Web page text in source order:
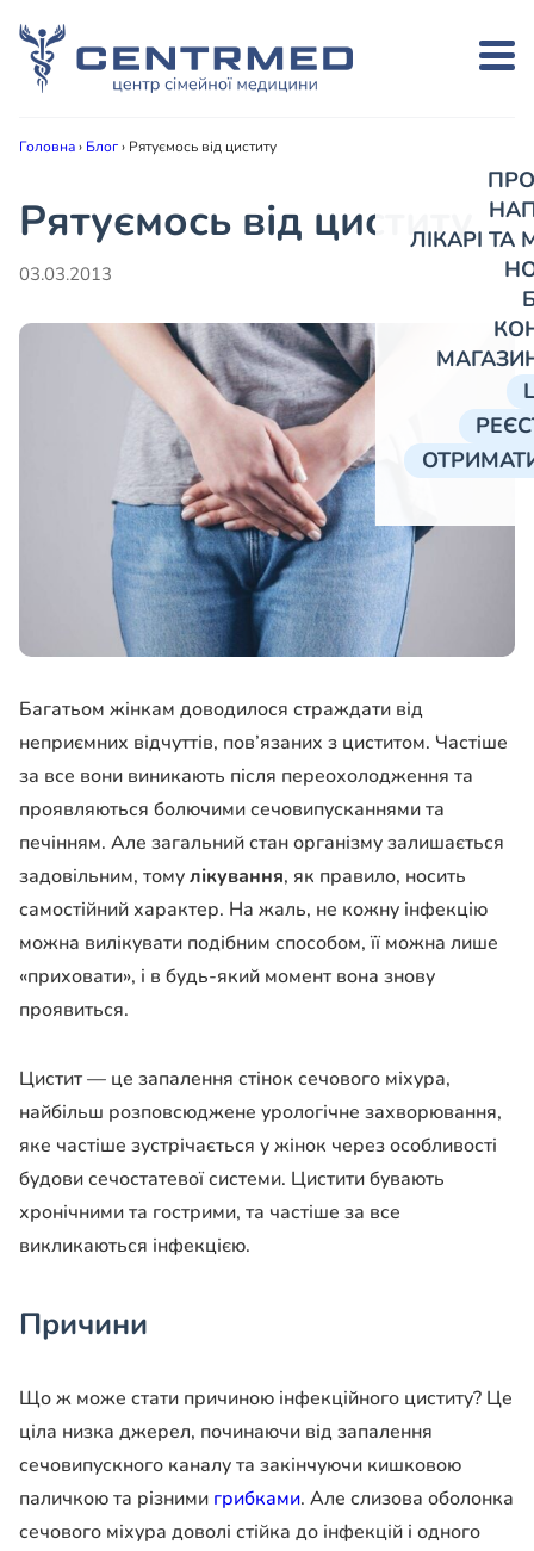
ЛІКАРІ
Головна› Блог› Рятуємось від циститу
Рятуємось від циститу
03.03.2013
Багатьом жінкам доводилося страждати від
неприємних відчуттів, пов’язаних з циститом. Частіше
за все вони виникають після переохолодження та
проявляються болючими сечовипусканнями та
печінням. Але загальний стан організму залишається
задовільним, томулікування, як правило, носить
самостійний характер. На жаль, не кожну інфекцію
можна вилікувати подібним способом, її можна лише
«приховати», і в будь-який момент вона знову
проявиться.
Цистит — це запалення стінок сечового міхура,
найбільш розповсюджене урологічне захворювання,
яке частіше зустрічається у жінок через особливості
будови сечостатевої системи. Цистити бувають
хронічними та гострими, та частіше за все
викликаються інфекцією.
Причини
Що ж може стати причиною інфекційного циститу? Це
ціла низка джерел, починаючи від запалення
сечовипускного каналу та закінчуючи кишковою
паличкою та різними грибками. Але слизова оболонка
сечового міхура доволі стійка до інфекцій і одного